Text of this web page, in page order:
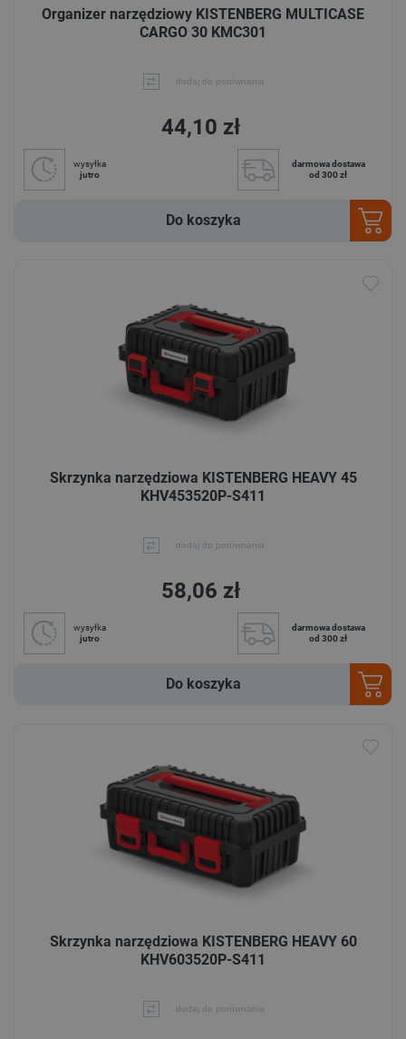
Organizer narzędziowy KISTENBERG MULTICASE
CARGO 30 KMC301
dodaj do porównania
44,10 zł
wysyłka
jutro
darmowa dostawa
od 300 zł
Do koszyka
Skrzynka narzędziowa KISTENBERG HEAVY 45
KHV453520P-S411
dodaj do porównania
58,06 zł
wysyłka
jutro
darmowa dostawa
od 300 zł
Do koszyka
Skrzynka narzędziowa KISTENBERG HEAVY 60
KHV603520P-S411
dodaj do porównania